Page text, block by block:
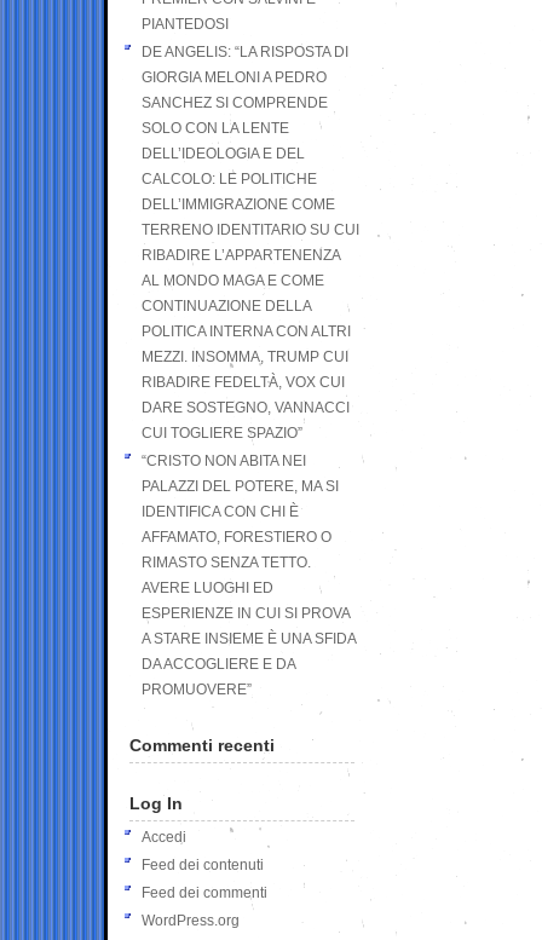
PIANTEDOSI
DE ANGELIS: “LA RISPOSTA DI
GIORGIA MELONI A PEDRO
SANCHEZ SI COMPRENDE
SOLO CON LA LENTE
DELL’IDEOLOGIA E DEL
CALCOLO: LE POLITICHE
DELL’IMMIGRAZIONE COME
TERRENO IDENTITARIO SU CUI
RIBADIRE L’APPARTENENZA
AL MONDO MAGA E COME
CONTINUAZIONE DELLA
POLITICA INTERNA CON ALTRI
MEZZI. INSOMMA, TRUMP CUI
RIBADIRE FEDELTÀ, VOX CUI
DARE SOSTEGNO, VANNACCI
CUI TOGLIERE SPAZIO”
“CRISTO NON ABITA NEI
PALAZZI DEL POTERE, MA SI
IDENTIFICA CON CHI È
AFFAMATO, FORESTIERO O
RIMASTO SENZA TETTO.
AVERE LUOGHI ED
ESPERIENZE IN CUI SI PROVA
A STARE INSIEME È UNA SFIDA
DA ACCOGLIERE E DA
PROMUOVERE”
Commenti recenti
Log In
Accedi
Feed dei contenuti
Feed dei commenti
WordPress.org